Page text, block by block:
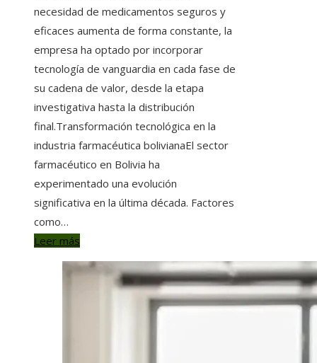
necesidad de medicamentos seguros y
eficaces aumenta de forma constante, la
empresa ha optado por incorporar
tecnología de vanguardia en cada fase de
su cadena de valor, desde la etapa
investigativa hasta la distribución
final.Transformación tecnológica en la
industria farmacéutica bolivianaEl sector
farmacéutico en Bolivia ha
experimentado una evolución
significativa en la última década. Factores
como…
Leer más